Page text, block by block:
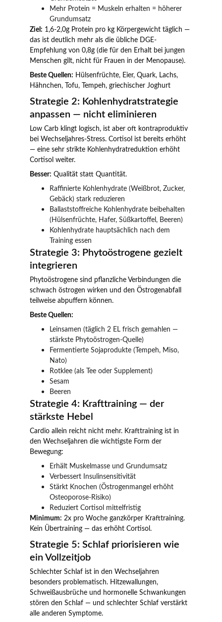
Mehr Protein = Muskeln erhalten = höherer
Grundumsatz
Ziel: 1,6-2,0g Protein pro kg Körpergewicht täglich —
das ist deutlich mehr als die übliche DGE-
Empfehlung von 0,8g (die für den Erhalt bei jungen
Menschen gilt, nicht für Frauen in der Menopause).
Beste Quellen: Hülsenfrüchte, Eier, Quark, Lachs,
Hähnchen, Tofu, Tempeh, griechischer Joghurt
Strategie 2: Kohlenhydratstrategie
anpassen — nicht eliminieren
Low Carb klingt logisch, ist aber oft kontraproduktiv
bei Wechseljahres-Stress. Cortisol ist bereits erhöht
— eine sehr strikte Kohlenhydratreduktion erhöht
Cortisol weiter.
Besser: Qualität statt Quantität.
Raffinierte Kohlenhydrate (Weißbrot, Zucker,
Gebäck) stark reduzieren
Ballaststoffreiche Kohlenhydrate beibehalten
(Hülsenfrüchte, Hafer, Süßkartoffel, Beeren)
Kohlenhydrate hauptsächlich nach dem
Training essen
Strategie 3: Phytoöstrogene gezielt
integrieren
Phytoöstrogene sind pflanzliche Verbindungen die
schwach östrogen wirken und den Östrogenabfall
teilweise abpuffern können.
Beste Quellen:
Leinsamen (täglich 2 EL frisch gemahlen —
stärkste Phytoöstrogen-Quelle)
Fermentierte Sojaprodukte (Tempeh, Miso,
Nato)
Rotklee (als Tee oder Supplement)
Sesam
Beeren
Strategie 4: Krafttraining — der
stärkste Hebel
Cardio allein reicht nicht mehr. Krafttraining ist in
den Wechseljahren die wichtigste Form der
Bewegung:
Erhält Muskelmasse und Grundumsatz
Verbessert Insulinsensitivität
Stärkt Knochen (Östrogenmangel erhöht
Osteoporose-Risiko)
Reduziert Cortisol mittelfristig
Minimum: 2x pro Woche ganzkörper Krafttraining.
Kein Übertraining — das erhöht Cortisol.
Strategie 5: Schlaf priorisieren wie
ein Vollzeitjob
Schlechter Schlaf ist in den Wechseljahren
besonders problematisch. Hitzewallungen,
Schweißausbrüche und hormonelle Schwankungen
stören den Schlaf — und schlechter Schlaf verstärkt
alle anderen Symptome.